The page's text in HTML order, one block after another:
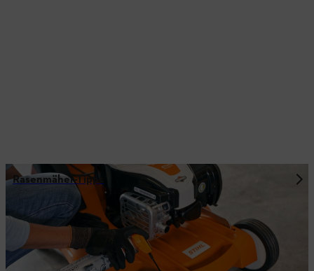
Rasenmäher-Tipps